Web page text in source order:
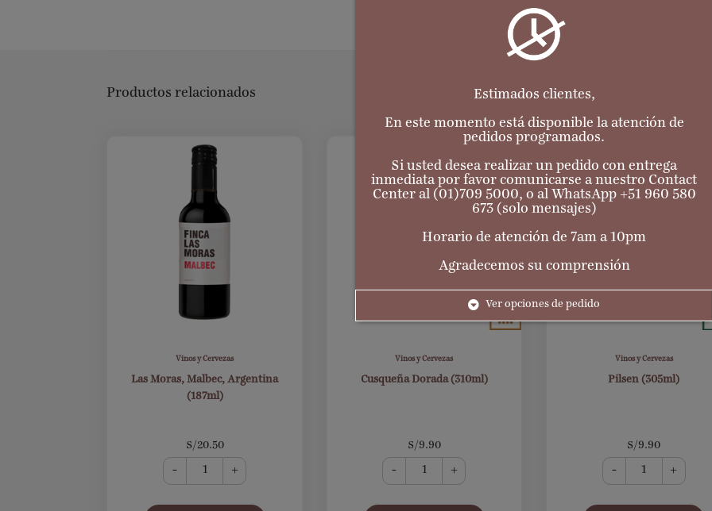
Productos relacionados
Vinos y Cervezas
Las Moras, Malbec, Argentina
(187ml)
S/20.50
- +
Vinos y Cervezas
Cusqueña Dorada (310ml)
S/9.90
- +
Vinos y Cervezas
Pilsen (305ml)
S/9.90
- +
Estimados clientes,
En este momento está disponible la atención de
pedidos programados.
Si usted desea realizar un pedido con entrega
inmediata por favor comunicarse a nuestro Contact
Center al (01)709 5000, o al WhatsApp +51 960 580
673 (solo mensajes)
Horario de atención de 7am a 10pm
Agradecemos su comprensión
Ver opciones de pedido